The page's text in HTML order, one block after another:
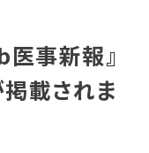
事新報』
載されま